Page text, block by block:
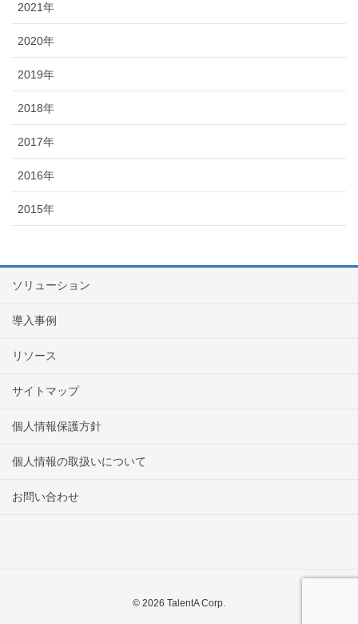
2021年
2020年
2019年
2018年
2017年
2016年
2015年
ソリューション
導入事例
リソース
サイトマップ
個人情報保護方針
個人情報の取扱いについて
お問い合わせ
© 2026 TalentA Corp.